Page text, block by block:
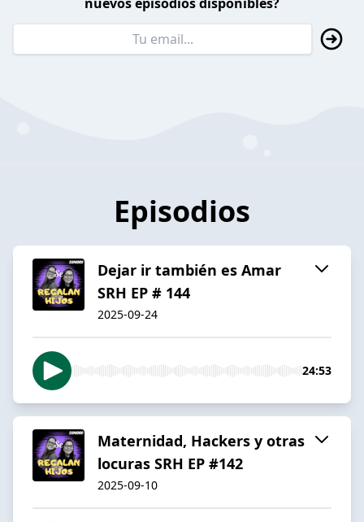
Episodios
Dejar ir también es Amar
SRH EP # 144
2025-09-24
24:53
Maternidad, Hackers y otras
locuras SRH EP #142
2025-09-10